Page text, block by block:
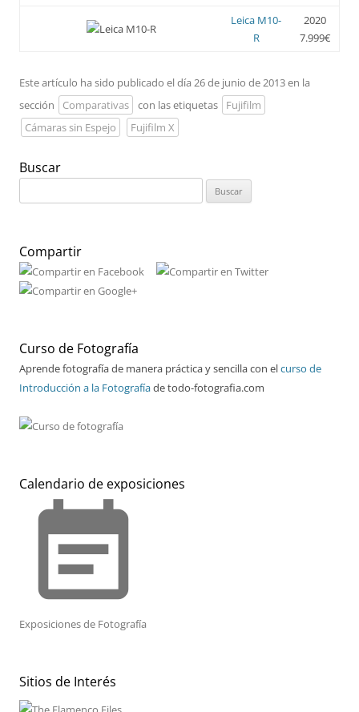
Leica M10-
R
2020
7.999€
Este artículo ha sido publicado el día 26 de junio de 2013 en la
sección
Comparativas con las etiquetas
Fujifilm
Cámaras sin Espejo
Fujifilm X
Buscar
Compartir
Curso de Fotografía
Aprende fotografía de manera práctica y sencilla con elcurso de
Introducción a la Fotografíade todo-fotografia.com
Calendario de exposiciones
event_note
Exposiciones de Fotografía
Sitios de Interés